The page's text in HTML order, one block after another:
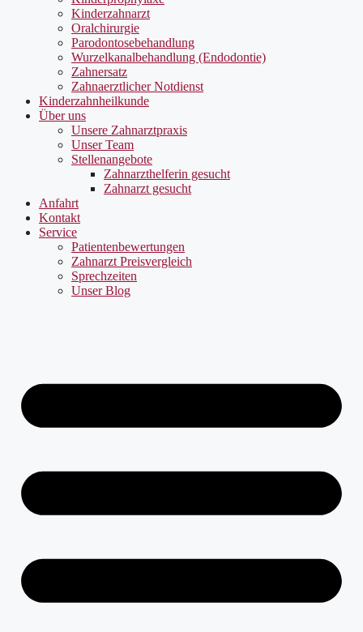
Kinderzahnarzt
Oralchirurgie
Parodontosebehandlung
Wurzelkanalbehandlung (Endodontie)
Zahnersatz
Zahnaerztlicher Notdienst
Kinderzahnheilkunde
Über uns
Unsere Zahnarztpraxis
Unser Team
Stellenangebote
Zahnarzthelferin gesucht
Zahnarzt gesucht
Anfahrt
Kontakt
Service
Patientenbewertungen
Zahnarzt Preisvergleich
Sprechzeiten
Unser Blog